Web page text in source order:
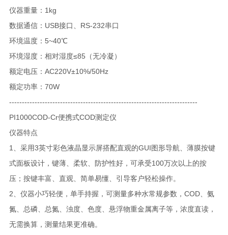
仪器重量：1kg
数据通信：USB接口、RS-232串口
环境温度：5~40℃
环境湿度：相对湿度≤85（无冷凝）
额定电压：AC220V±10%/50Hz
额定功率：70W
--------------------------------------------------------------------------
PI1000COD-Cr便携式COD测定仪
仪器特点
1、采用3英寸彩色液晶显示屏搭配直观的GUI图形导航、薄膜按键
式面板设计，键薄、柔软、防护性好，可承受100万次以上的按
压；按键丰富、直观、简单易懂、引导客户轻松操作。
2、仪器小巧轻便，单手持握，可测量多种水常规参数，COD、氨
氮、总磷、总氮、浊度、色度、悬浮物重金属离子等，浓度直读，
无需换算，测量结果更准确。